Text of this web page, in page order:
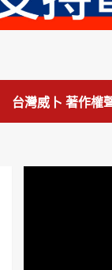
台灣威卜 著作權